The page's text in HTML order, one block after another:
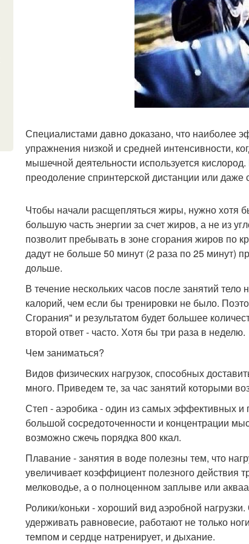
Специалистами давно доказано, что наиболее
упражнения низкой и средней интенсивности,
мышечной деятельности используется
преодоление спринтерской дистанции или даже
Чтобы начали расщепляться жиры, нужно хотя
большую часть энергии за счет жиров, а не из
позволит пребывать в зоне сгорания жиров по
дадут не больше 50 минут (2 раза по 25 минут)
дольше.
В течение нескольких часов после занятий
калорий, чем если бы тренировки не было.
Сгорания" и результатом будет большее
второй ответ - часто. Хотя бы три раза в неделю.
Чем заниматься?
Видов физических нагрузок, способных
много. Приведем те, за час занятий которыми
Степ - аэробика - один из самых эффективных и
большой сосредоточенности и концентрации
возможно сжечь порядка 800 ккал.
Плавание - занятия в воде полезны тем, что
увеличивает коэффициент полезного действия
мелководье, а о полноценном заплыве или
Ролики/коньки - хороший вид аэробной
удерживать равновесие, работают не только
темпом и сердце натренирует, и дыхание.